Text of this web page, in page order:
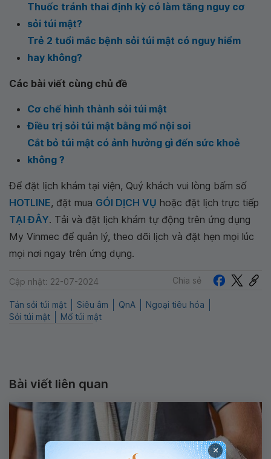
Thuốc tránh thai định kỳ có làm tăng nguy cơ
sỏi túi mật?
Trẻ 2 tuổi mắc bệnh sỏi túi mật có nguy hiểm
hay không?
Các bài viết cùng chủ đề
Cơ chế hình thành sỏi túi mật
Điều trị sỏi túi mật bằng mổ nội soi
Cắt bỏ túi mật có ảnh hưởng gì đến sức khoẻ
không ?
Để đặt lịch khám tại viện, Quý khách vui lòng bấm số
HOTLINE, đặt mua GÓI DỊCH VỤ hoặc đặt lịch trực tiếp
TẠI ĐÂY. Tải và đặt lịch khám tự động trên ứng dụng
My Vinmec để quản lý, theo dõi lịch và đặt hẹn mọi lúc
mọi nơi ngay trên ứng dụng.
Cập nhật: 22-07-2024 Chia sẻ
Tán sỏi túi mật Siêu âm QnA
Ngoại tiêu hóa
Sỏi túi mật
Mổ túi mật
Bài viết liên quan
×